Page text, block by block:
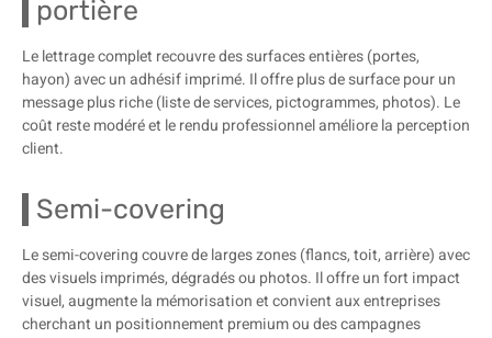
portière
Le lettrage complet recouvre des surfaces entières (portes,
hayon) avec un adhésif imprimé. Il offre plus de surface pour un
message plus riche (liste de services, pictogrammes, photos). Le
coût reste modéré et le rendu professionnel améliore la perception
client.
Semi-covering
Le semi-covering couvre de larges zones (flancs, toit, arrière) avec
des visuels imprimés, dégradés ou photos. Il offre un fort impact
visuel, augmente la mémorisation et convient aux entreprises
cherchant un positionnement premium ou des campagnes